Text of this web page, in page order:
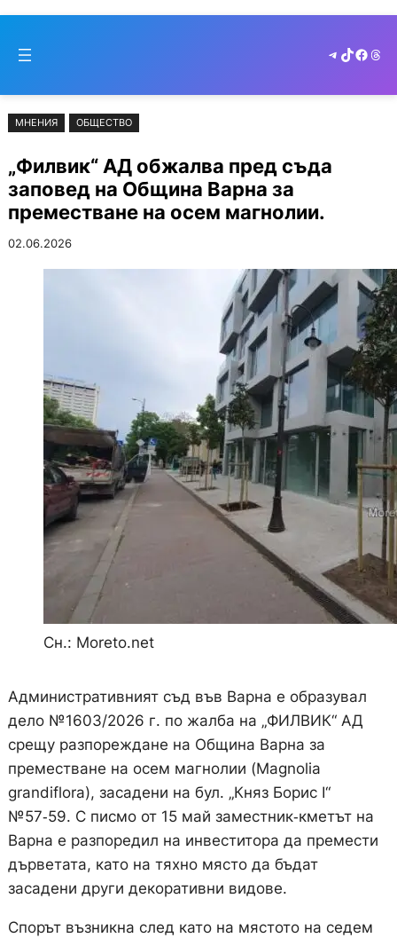
съдържанието
to
Telegram
TikTok
МНЕНИЯ ОБЩЕСТВО
„Филвик“ АД обжалва пред съда
заповед на Община Варна за
преместване на осем магнолии.
02.06.2026
Сн.: Moreto.net
Административният съд във Варна е образувал
дело №1603/2026 г. по жалба на „ФИЛВИК“ АД
срещу разпореждане на Община Варна за
преместване на осем магнолии (Magnolia
grandiflora), засадени на бул. „Княз Борис I“
№57‑59. С писмо от 15 май заместник‑кметът на
Варна е разпоредил на инвеститора да премести
дърветата, като на тяхно място да бъдат
засадени други декоративни видове.
Спорът възникна след като на мястото на седем